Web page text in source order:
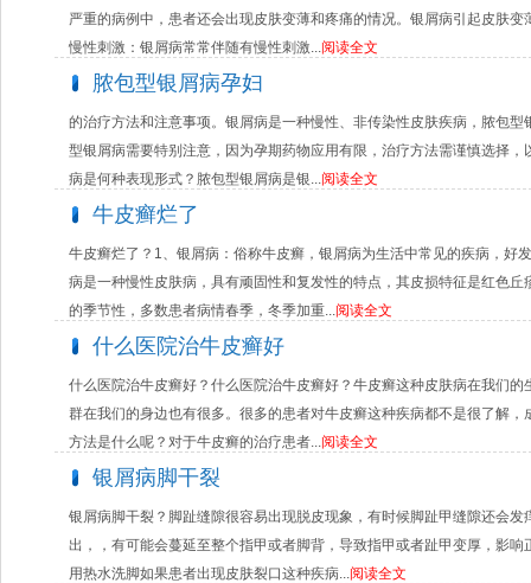
严重的病例中，患者还会出现皮肤变薄和疼痛的情况。银屑病引起皮肤
慢性刺激：银屑病常常伴随有慢性刺激...阅读全文
脓包型银屑病孕妇
的治疗方法和注意事项。银屑病是一种慢性、非传染性皮肤疾病，脓包
型银屑病需要特别注意，因为孕期药物应用有限，治疗方法需谨慎选择
病是何种表现形式？脓包型银屑病是银...阅读全文
牛皮癣烂了
牛皮癣烂了？1、银屑病：俗称牛皮癣，银屑病为生活中常见的疾病，好
病是一种慢性皮肤病，具有顽固性和复发性的特点，其皮损特征是红色
的季节性，多数患者病情春季，冬季加重...阅读全文
什么医院治牛皮癣好
什么医院治牛皮癣好？什么医院治牛皮癣好？牛皮癣这种皮肤病在我们
群在我们的身边也有很多。很多的患者对牛皮癣这种疾病都不是很了解
方法是什么呢？对于牛皮癣的治疗患者...阅读全文
银屑病脚干裂
银屑病脚干裂？脚趾缝隙很容易出现脱皮现象，有时候脚趾甲缝隙还会
出，，有可能会蔓延至整个指甲或者脚背，导致指甲或者趾甲变厚，影
用热水洗脚如果患者出现皮肤裂口这种疾病...阅读全文